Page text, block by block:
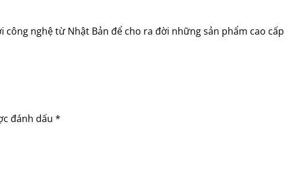
nghệ từ Nhật Bản để cho ra đời những sản phẩm cao cấp
đánh dấu *